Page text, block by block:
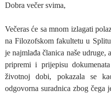
Dobra večer svima,
Večeras će sa mnom izlagati
na Filozofskom fakultetu u
je najmlađa članica naše udruge,
pripremi i prijepisu
životnoj dobi, pokazala se
odgovorna suradnica zbog čega